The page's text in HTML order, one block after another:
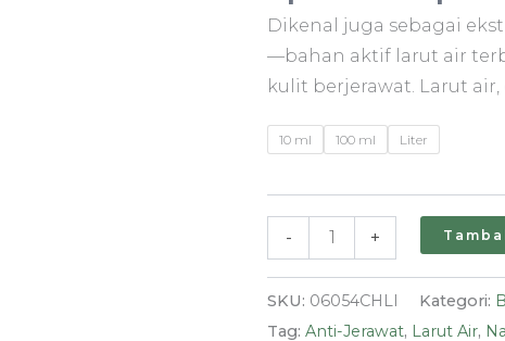
Dikenal juga sebagai
—bahan aktif larut air
kulit berjerawat. Larut air,
10 ml 100 ml Liter
-
|
Bahan
Aktif
Anti-
Jerawat
Soothing
+
SKU: 06054CHLI Kategori:
Tag:Anti-Jerawat, Larut Air,